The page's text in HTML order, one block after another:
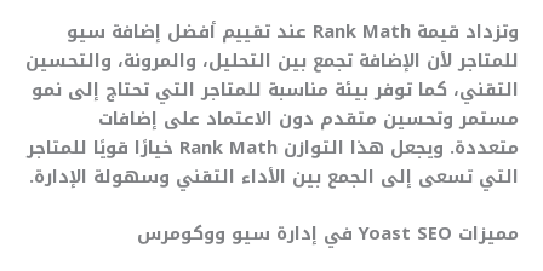
وتزداد قيمة Rank Math عند تقييم أفضل إضافة سيو
للمتاجر لأن الإضافة تجمع بين التحليل، والمرونة، والتحسين
التقني، كما توفر بيئة مناسبة للمتاجر التي تحتاج إلى نمو
مستمر وتحسين متقدم دون الاعتماد على إضافات
متعددة. ويجعل هذا التوازن Rank Math خيارًا قويًا للمتاجر
التي تسعى إلى الجمع بين الأداء التقني وسهولة الإدارة.
مميزات Yoast SEO في إدارة سيو ووكومرس